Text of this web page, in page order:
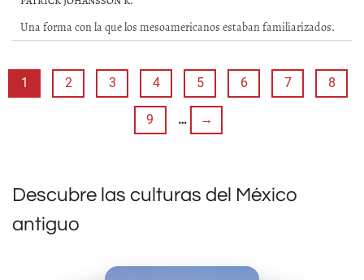
Una forma con la que los mesoamericanos estaban familiarizados.
1 2 3 4 5 6 7 8
9 … →
Descubre las culturas del México
antiguo